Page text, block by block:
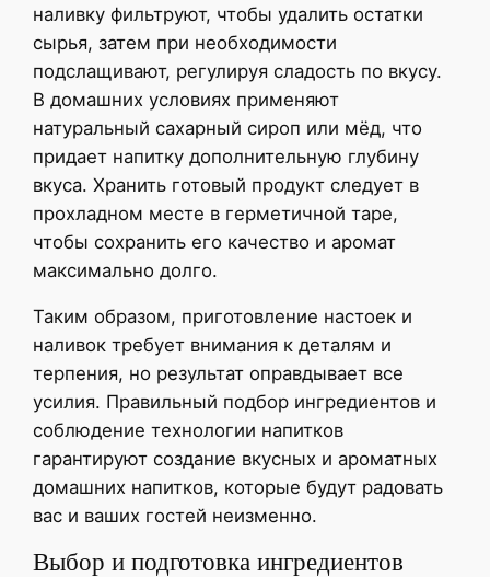
наливку фильтруют, чтобы удалить остатки
сырья, затем при необходимости
подслащивают, регулируя сладость по вкусу.
В домашних условиях применяют
натуральный сахарный сироп или мёд, что
придает напитку дополнительную глубину
вкуса. Хранить готовый продукт следует в
прохладном месте в герметичной таре,
чтобы сохранить его качество и аромат
максимально долго.
Таким образом, приготовление настоек и
наливок требует внимания к деталям и
терпения, но результат оправдывает все
усилия. Правильный подбор ингредиентов и
соблюдение технологии напитков
гарантируют создание вкусных и ароматных
домашних напитков, которые будут радовать
вас и ваших гостей неизменно.
Выбор и подготовка ингредиентов